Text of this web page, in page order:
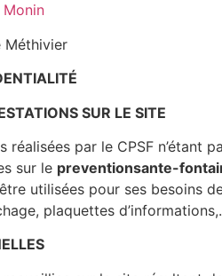
Méthivier
SUR LE SITE
réalisées par le CPSF
sur le preventionsante-
utilisées pour ses besoins
plaquettes